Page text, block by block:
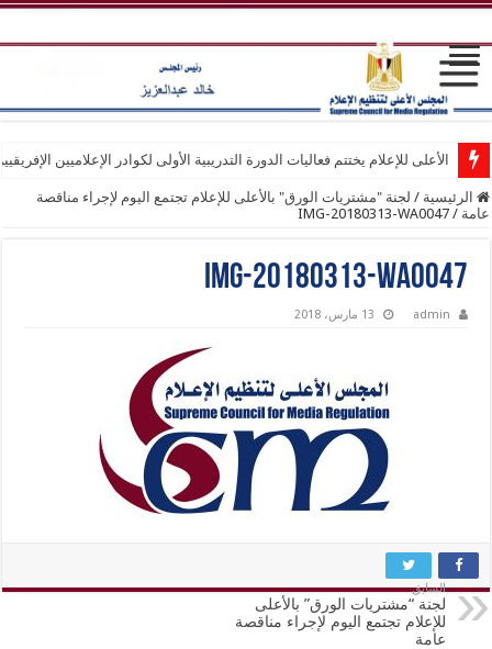
الأعلى للإعلام يختتم فعاليات الدورة التدريبية الأولى لكوادر الإعلاميين
الرئيسية / لجنة "مشتريات الورق" بالأعلى للإعلام تجتمع اليوم لإجراء مناقصة
عامة /
IMG-20180313-WA0047
IMG-20180313-WA0047
admin 13 مارس، 2018
السابق
لجنة “مشتريات الورق” بالأعلى
للإعلام تجتمع اليوم لإجراء مناقصة
عامة